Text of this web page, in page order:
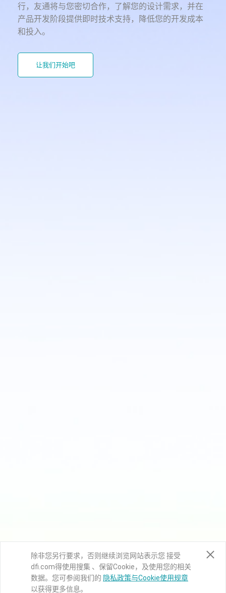
行，友通将与您密切合作，了解您的设计需求，并在
产品开发阶段提供即时技术支持，降低您的开发成本
和投入。
让我们开始吧
除非您另行要求，否则继续浏览网站表示您 接受
dfi.com得使用搜集 、保留Cookie，及使用您的相关
数据。您可参阅我们的 隐私政策与Cookie使用规章
以获得更多信息。